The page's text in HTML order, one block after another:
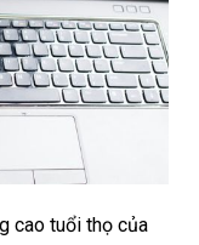
cao tuổi thọ của